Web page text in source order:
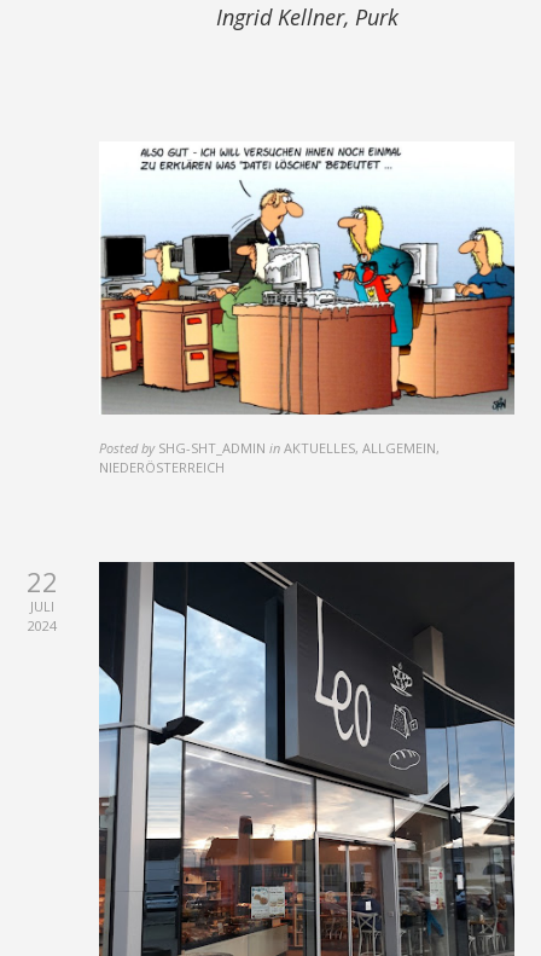
Ingrid Kellner, Purk
Posted by SHG-SHT_ADMIN in AKTUELLES, ALLGEMEIN,
NIEDERÖSTERREICH
22
JULI
2024